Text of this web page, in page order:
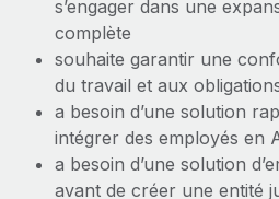
Avantages sociaux
Gérez facilement les
Remote a toujours pour mission
toute taille à embaucher, gérer et
En savoir plus
Comment Phiture gère
répartis dans 19 pays
s’engager dans une
complète
souhaite garantir une
du travail et aux
a besoin d’une solution
intégrer des employés en
a besoin d’une solution
avant de créer une entité